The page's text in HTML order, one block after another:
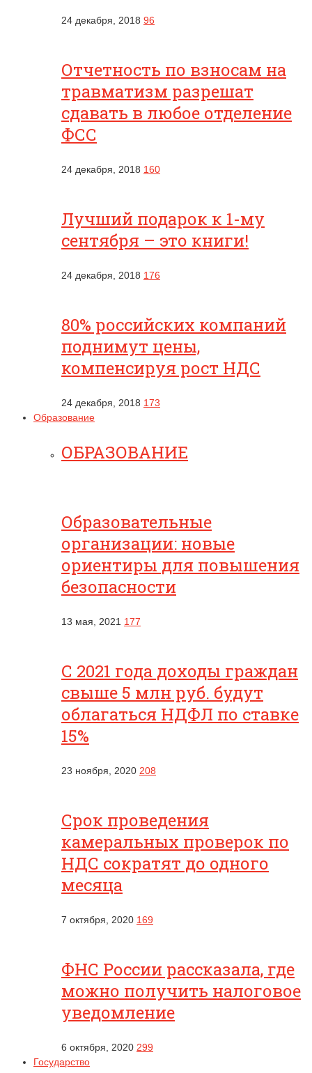
24 декабря, 2018 96
Отчетность по взносам на
травматизм разрешат
сдавать в любое отделение
ФСС
24 декабря, 2018 160
Лучший подарок к 1-му
сентября – это книги!
24 декабря, 2018 176
80% российских компаний
поднимут цены,
компенсируя рост НДС
24 декабря, 2018 173
Образование
ОБРАЗОВАНИЕ
Образовательные
организации: новые
ориентиры для повышения
безопасности
13 мая, 2021 177
С 2021 года доходы граждан
свыше 5 млн руб. будут
облагаться НДФЛ по ставке
15%
23 ноября, 2020 208
Срок проведения
камеральных проверок по
НДС сократят до одного
месяца
7 октября, 2020 169
ФНС России рассказала, где
можно получить налоговое
уведомление
6 октября, 2020 299
Государство